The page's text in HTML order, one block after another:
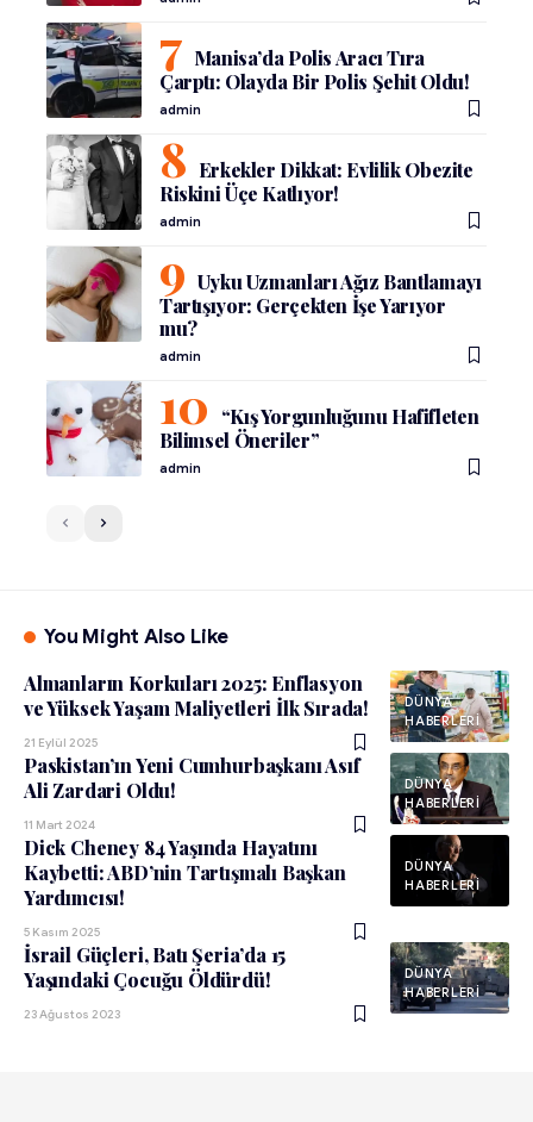
Manisa’da Polis Aracı Tıra
Çarptı: Olayda Bir Polis Şehit Oldu!
admin
Erkekler Dikkat: Evlilik Obezite
Riskini Üçe Katlıyor!
admin
Uyku Uzmanları Ağız Bantlamayı
Tartışıyor: Gerçekten İşe Yarıyor
mu?
admin
“Kış Yorgunluğunu Hafifleten
Bilimsel Öneriler”
admin
You Might Also Like
DÜNYA
HABERLERI
Almanların Korkuları 2025: Enflasyon
ve Yüksek Yaşam Maliyetleri İlk Sırada!
21 Eylül 2025
DÜNYA
HABERLERI
Paskistan’ın Yeni Cumhurbaşkanı Asıf
Ali Zardari Oldu!
11 Mart 2024
DÜNYA
HABERLERI
Dick Cheney 84 Yaşında Hayatını
Kaybetti: ABD’nin Tartışmalı Başkan
Yardımcısı!
5 Kasım 2025
DÜNYA
HABERLERI
İsrail Güçleri, Batı Şeria’da 15
Yaşındaki Çocuğu Öldürdü!
23 Ağustos 2023